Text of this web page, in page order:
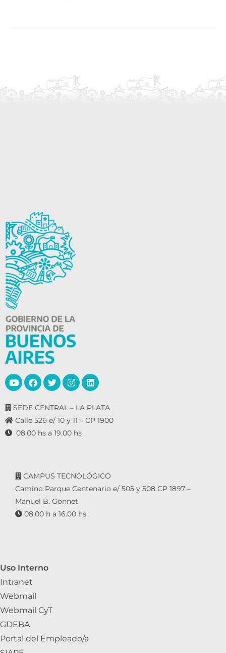
SEDE CENTRAL – LA PLATA
Calle 526 e/ 10 y 11 – CP 1900
08.00 hs a 19.00 hs
CAMPUS TECNOLÓGICO
Camino Parque Centenario e/ 505 y 508 CP 1897 –
Manuel B. Gonnet
08.00 h a 16.00 hs
Uso Interno
Intranet
Webmail
Webmail CyT
GDEBA
Portal del Empleado/a